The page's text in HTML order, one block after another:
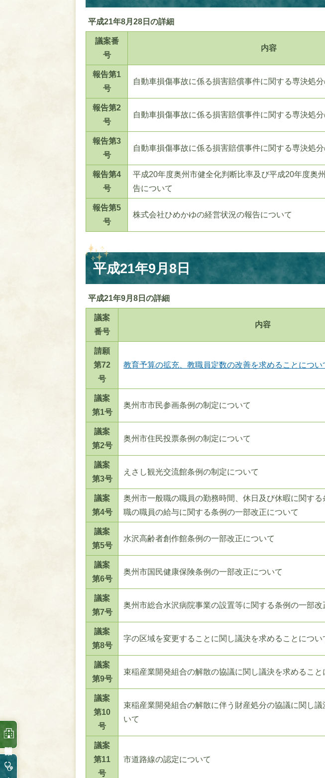
平成21年8月28日の詳細
議案番
号
内容
報告第1
号
自動車損傷事故に係る損害賠償事件に関する専決処
報告第2
号
自動車損傷事故に係る損害賠償事件に関する専決処
報告第3
号
自動車損傷事故に係る損害賠償事件に関する専決処
報告第4
号
平成20年度奥州市健全化判断比率及び平成20年度奥
告について
報告第5
号
株式会社ひめかゆの経営状況の報告について
平成21年9月8日
平成21年9月8日の詳細
議案
番号
内容
請願
第72
号
教育予算の拡充、教職員定数の改善を求めることについ
議案
第1号
奥州市市民参画条例の制定について
議案
第2号
奥州市住民投票条例の制定について
議案
第3号
えさし観光交流館条例の制定について
議案
第4号
奥州市一般職の職員の勤務時間、休日及び休暇に関す
職の職員の給与に関する条例の一部改正について
議案
第5号
水沢高齢者創作館条例の一部改正について
議案
第6号
奥州市国民健康保険条例の一部改正について
議案
第7号
奥州市総合水沢病院事業の設置等に関する条例の一部改
議案
第8号
字の区域を変更することに関し議決を求めることについ
議案
第9号
束稲産業開発組合の解散の協議に関し議決を求めること
議案
第10
号
束稲産業開発組合の解散に伴う財産処分の協議に関し
いて
議案
第11
号
市道路線の認定について